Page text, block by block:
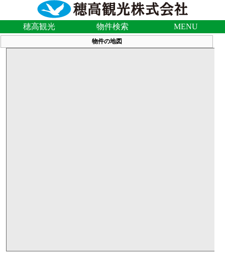
穂高観光 物件検索 MENU
物件の地図